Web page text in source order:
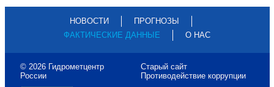
НОВОСТИ
ПРОГНОЗЫ
ФАКТИЧЕСКИЕ ДАННЫЕ
О НАС
© 2026 Гидрометцентр
России
Старый сайт
Противодействие коррупции